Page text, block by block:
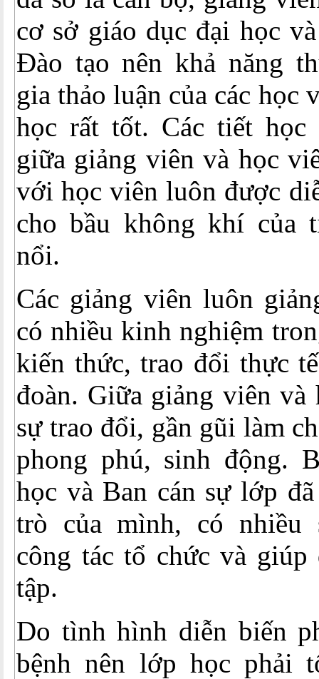
cơ sở giáo dục đại học
Đào tạo nên khả năng
gia thảo luận của các học
học rất tốt. Các tiết học
giữa giảng viên và học
với học viên luôn được
cho bầu không khí của
nổi.
Các giảng viên luôn
có nhiều kinh nghiệm
kiến thức, trao đổi thực
đoàn. Giữa giảng viên
sự trao đổi, gần gũi làm
phong phú, sinh động.
học và Ban cán sự lớp
trò của mình, có nhiều
công tác tổ chức và
tập.
Do tình hình diễn biến
bệnh nên lớp học phải